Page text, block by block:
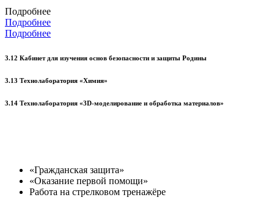
Подробнее
Подробнее
Подробнее
3.12 Кабинет для изучения основ безопасности и защиты Родины
3.13 Технолаборатория «Химия»
3.14 Технолаборатория «3D-моделирование и обработка материалов»
«Гражданская защита»
«Оказание первой помощи»
Работа на стрелковом тренажёре